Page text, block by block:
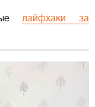
лайфхаки за